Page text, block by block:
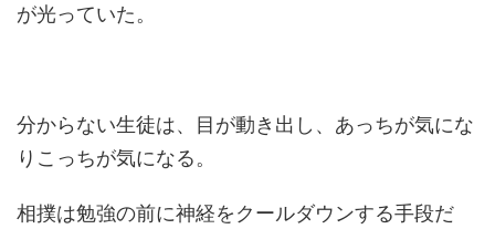
が光っていた。
分からない生徒は、目が動き出し、あっちが気にな
りこっちが気になる。
相撲は勉強の前に神経をクールダウンする手段だ